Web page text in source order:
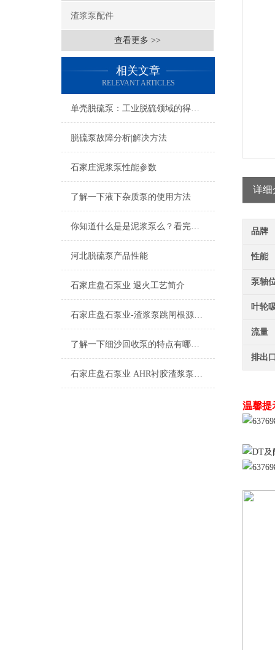
渣浆泵配件
查看更多 >>
相关文章
RELEVANT ARTICLES
单壳脱硫泵：工业脱硫领域的得力助手
脱硫泵故障分析|解决方法
石家庄泥浆泵性能参数
了解一下液下杂质泵的使用方法
你知道什么是是泥浆泵么？看完本篇你就知道了
河北脱硫泵产品性能
石家庄盘石泵业 退火工艺简介
石家庄盘石泵业-渣浆泵跳闸根源分析
了解一下细沙回收泵的特点有哪些吧
石家庄盘石泵业 AHR衬胶渣浆泵的特点及其应用
详细
品牌
性能
泵轴
叶轮
流量
排出
温馨提